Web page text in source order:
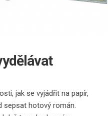
jak se vyjádřit na papír,
sepsat hotový román.